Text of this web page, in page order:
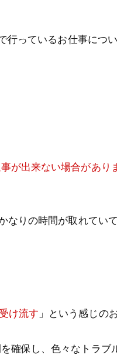
行っているお仕事につ
が出来ない場合があり
なりの時間が取れてい
け流す 」という感じの
確保し、色々なトラブ